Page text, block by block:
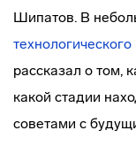
Шипатов. В
рассказал о том,
какой стадии
советами с